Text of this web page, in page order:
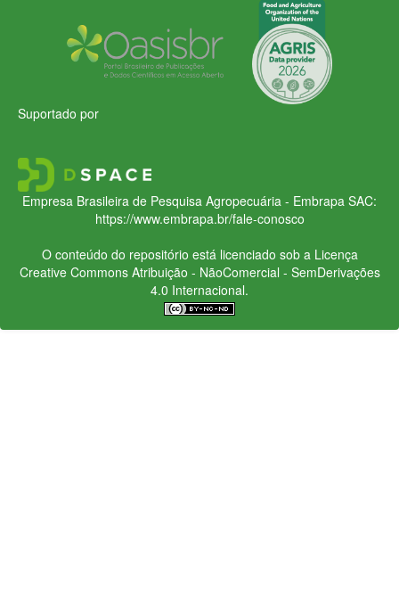
Suportado por
Empresa Brasileira de Pesquisa Agropecuária - Embrapa SAC:
https://www.embrapa.br/fale-conosco
O conteúdo do repositório está licenciado sob a Licença
Creative CommonsAtribuição - NãoComercial - SemDerivações
4.0 Internacional.